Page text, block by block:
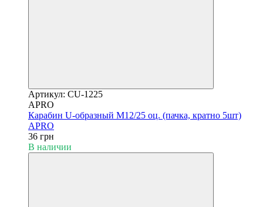
Артикул: CU-1225
APRO
Карабин U-образный М12/25 оц. (пачка, кратно 5шт)
APRO
36 грн
В наличии